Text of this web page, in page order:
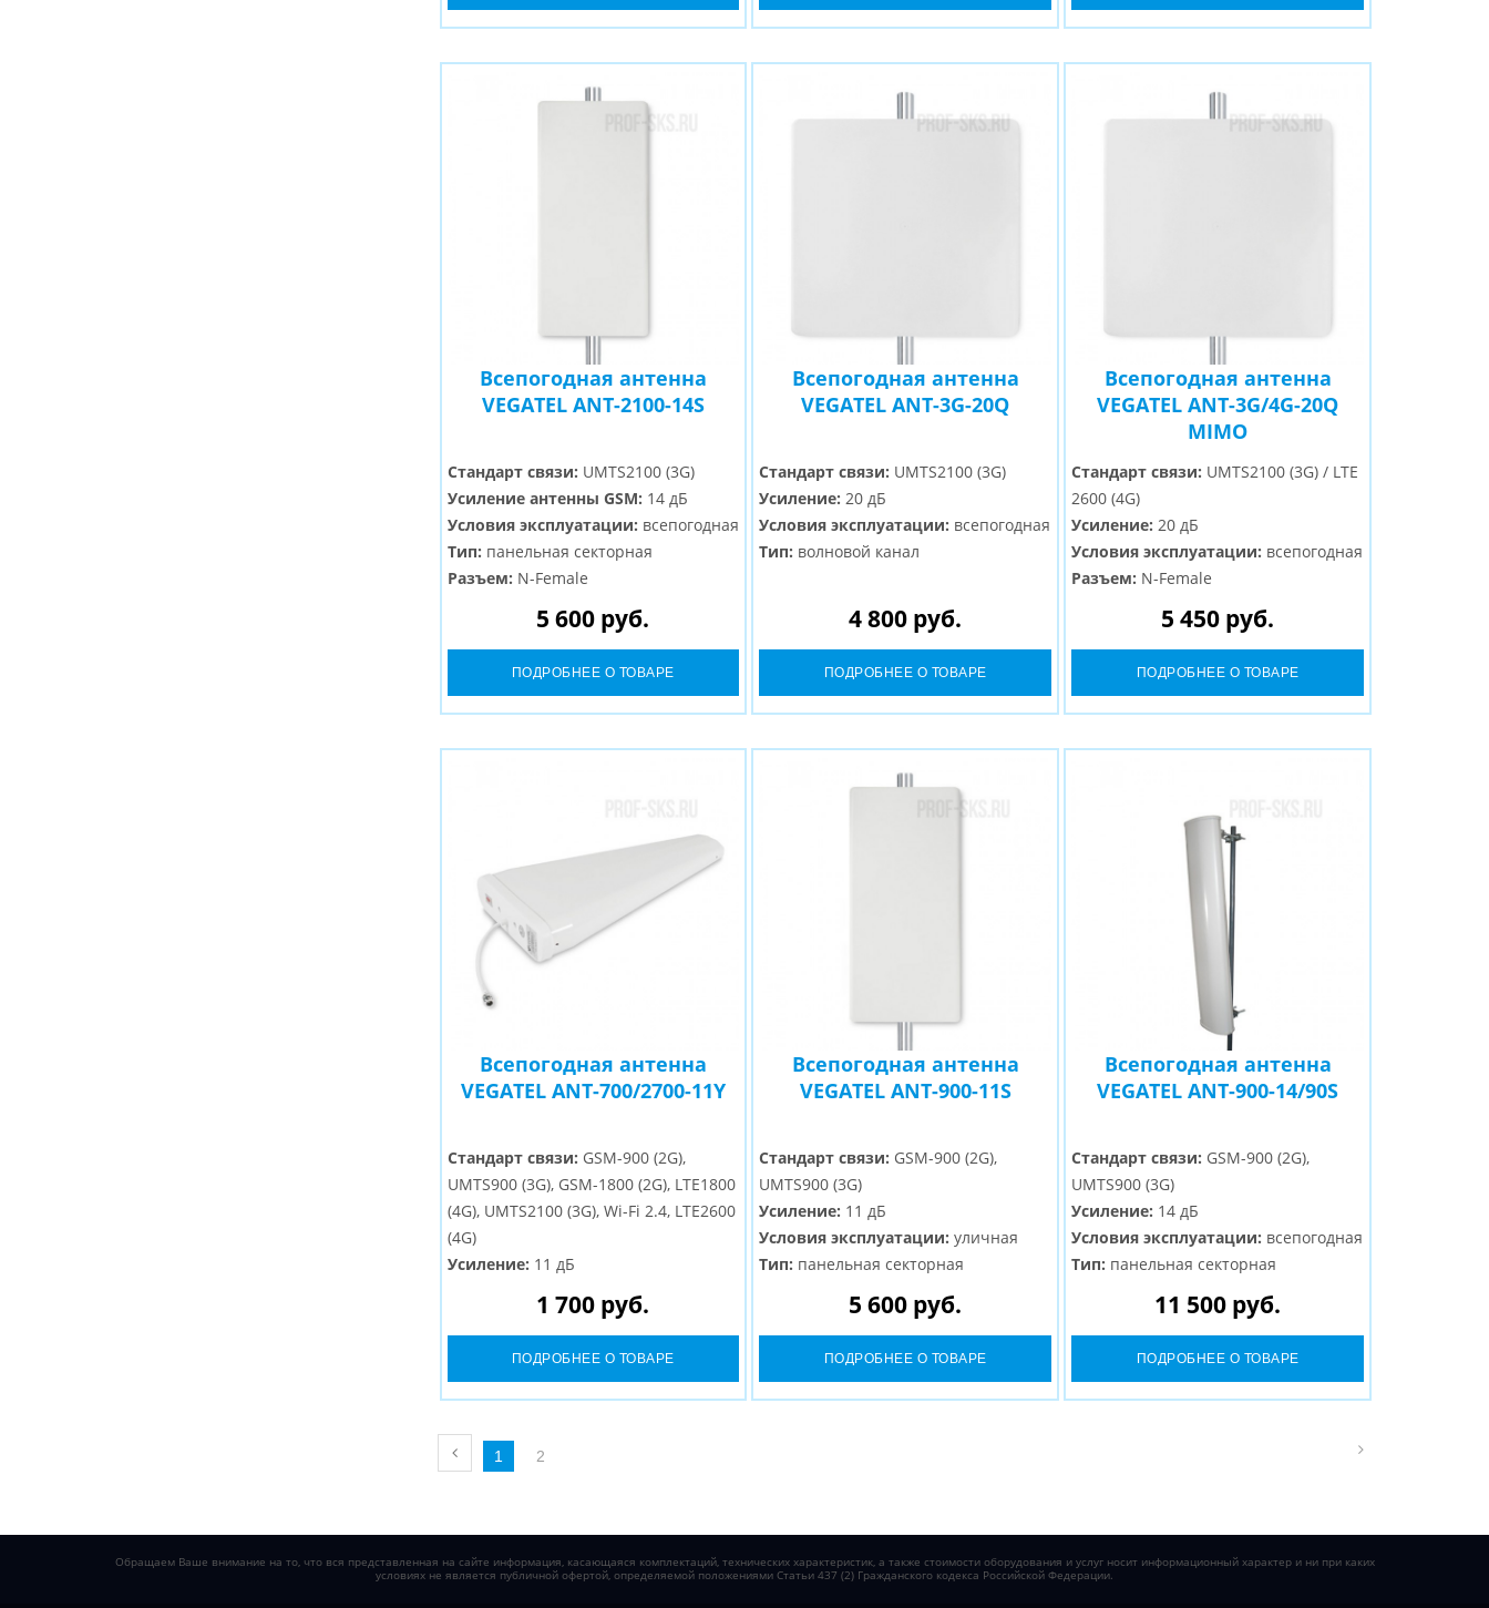
Всепогодная антенна
VEGATEL ANT-2100-14S
Стандарт связи: UMTS2100 (3G)
Усиление антенны GSM: 14 дБ
Условия эксплуатации: всепогодная
Тип: панельная секторная
Разъем: N-Female
5 600 руб.
ПОДРОБНЕЕ О ТОВАРЕ
Всепогодная антенна
VEGATEL ANT-3G-20Q
Стандарт связи: UMTS2100 (3G)
Усиление: 20 дБ
Условия эксплуатации: всепогодная
Тип: волновой канал
4 800 руб.
ПОДРОБНЕЕ О ТОВАРЕ
Всепогодная антенна
VEGATEL ANT-3G/4G-20Q
MIMO
Стандарт связи: UMTS2100 (3G) / LTE
2600 (4G)
Усиление: 20 дБ
Условия эксплуатации: всепогодная
Разъем: N-Female
антенна для усиления
3G и 4G сигнала5 450 руб.
ПОДРОБНЕЕ О ТОВАРЕ
Всепогодная антенна
VEGATEL ANT-700/2700-11Y
Стандарт связи: GSM-900 (2G),
UMTS900 (3G), GSM-1800 (2G), LTE1800
(4G), UMTS2100 (3G), Wi-Fi 2.4, LTE2600
(4G)
Усиление: 11 дБ
Условия эксплуатации:всепогодная
волновой канал
1 700 руб.
ПОДРОБНЕЕ О ТОВАРЕ
Всепогодная антенна
VEGATEL ANT-900-11S
Стандарт связи: GSM-900 (2G),
UMTS900 (3G)
Усиление: 11 дБ
Условия эксплуатации: уличная
Тип: панельная секторная
5 600 руб.
ПОДРОБНЕЕ О ТОВАРЕ
Всепогодная антенна
VEGATEL ANT-900-14/90S
Стандарт связи: GSM-900 (2G),
UMTS900 (3G)
Усиление: 14 дБ
Условия эксплуатации: всепогодная
Тип: панельная секторная
11 500 руб.
ПОДРОБНЕЕ О ТОВАРЕ
1 2
Обращаем Ваше внимание на то, что вся представленная на сайте информация, касающаяся комплектаций, технических характеристик, а также стоимости оборудования и услуг носит информационный характер и ни при каких
условиях не является публичной офертой, определяемой положениями Статьи 437 (2) Гражданского кодекса Российской Федерации.